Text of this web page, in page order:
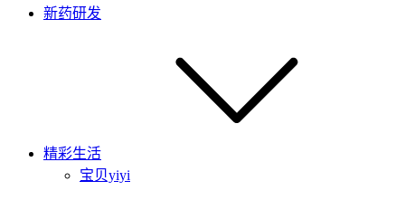
新药研发
精彩生活
宝贝yiyi